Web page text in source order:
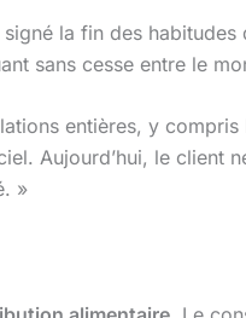
la fin des
sans cesse entre le
entières, y
Aujourd’hui, le client
»